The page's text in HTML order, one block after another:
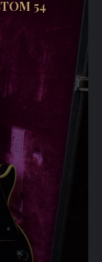
54